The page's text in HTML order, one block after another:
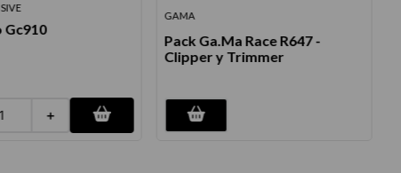
＋
GAMA
Pack Ga.Ma Race R647 -
Clipper y Trimmer